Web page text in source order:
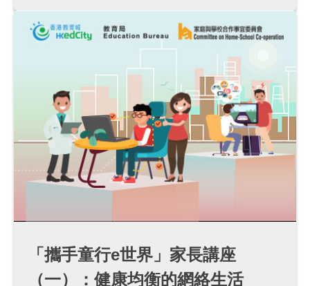
「攜手童行e世界」家長講座
（一）：健康均衡的網絡生活